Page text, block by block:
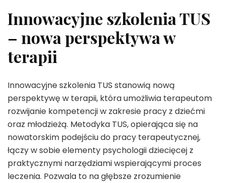
Innowacyjne szkolenia TUS
– nowa perspektywa w
terapii
Innowacyjne szkolenia TUS stanowią nową
perspektywę w terapii, która umożliwia terapeutom
rozwijanie kompetencji w zakresie pracy z dziećmi
oraz młodzieżą. Metodyka TUS, opierająca się na
nowatorskim podejściu do pracy terapeutycznej,
łączy w sobie elementy psychologii dziecięcej z
praktycznymi narzędziami wspierającymi proces
leczenia. Pozwala to na głębsze zrozumienie